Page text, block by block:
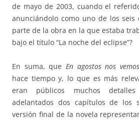
de mayo de 2003, cuando el
anunciándolo como uno de los
parte de la obra en la que estaba
bajo el título “La noche del eclipse”?
En suma, que En agostos nos vemos
hace tiempo y, lo que es más
eran públicos muchos
adelantados dos capítulos de los
versión final de la novela